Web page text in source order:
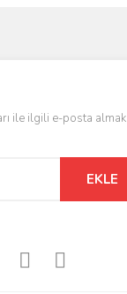
ile ilgili e-posta almak
EKLE